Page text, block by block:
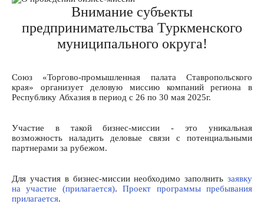
Внимание субъекты
предпринимательства Туркменского
муниципального округа!
Союз «Торгово-промышленная палата Ставропольского
края» организует деловую миссию компаний региона в
Республику Абхазия в период с 26 по 30 мая 2025г.
Участие в такой бизнес-миссии - это уникальная
возможность наладить деловые связи с потенциальными
партнерами за рубежом.
Для участия в бизнес-миссии необходимо заполнить заявку
на участие (прилагается).Проект программы пребывания
прилагается.